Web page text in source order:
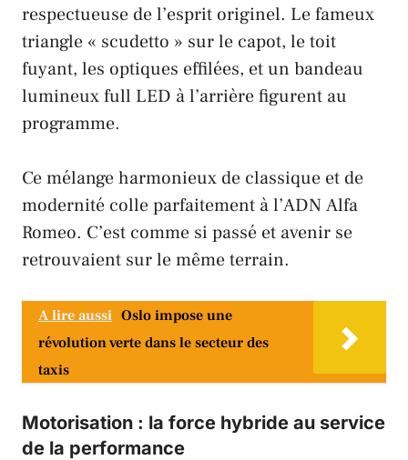
respectueuse de l’esprit originel. Le fameux
triangle « scudetto » sur le capot, le toit
fuyant, les optiques effilées, et un bandeau
lumineux full LED à l’arrière figurent au
programme.
Ce mélange harmonieux de classique et de
modernité colle parfaitement à l’ADN Alfa
Romeo. C’est comme si passé et avenir se
retrouvaient sur le même terrain.
A lire aussi Oslo impose une
révolution verte dans le secteur des
taxis
Motorisation : la force hybride au service
de la performance